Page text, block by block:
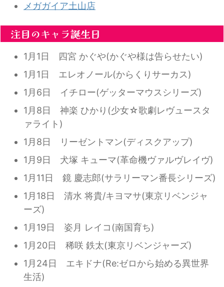
メガガイア土山店
注目のキャラ誕生日
1月1日 四宮 かぐや(かぐや様は告らせたい)
1月1日 エレオノール(からくりサーカス)
1月6日 イチロー(ゲッターマウスシリーズ)
1月8日 神楽 ひかり(少女☆歌劇レヴュースタ
ァライト)
1月8日 リーゼントマン(ディスクアップ)
1月9日 犬塚 キューマ(革命機ヴァルヴレイヴ)
1月11日 鏡 慶志郎(サラリーマン番長シリーズ)
1月18日 清水 将貴/キヨマサ(東京リベンジャ
ーズ)
1月19日 姿月 レイコ(南国育ち)
1月20日 稀咲 鉄太(東京リベンジャーズ)
1月24日 エキドナ(Re:ゼロから始める異世界
生活)